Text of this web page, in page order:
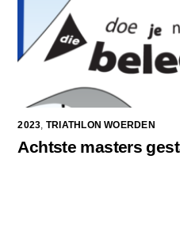
2023 TRIATHLON WOERDEN
Achtste masters